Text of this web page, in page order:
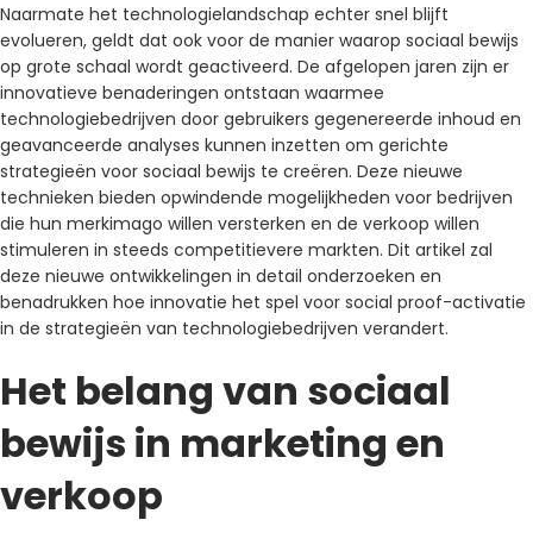
Naarmate het technologielandschap echter snel blijft
evolueren, geldt dat ook voor de manier waarop sociaal bewijs
op grote schaal wordt geactiveerd. De afgelopen jaren zijn er
innovatieve benaderingen ontstaan ​​waarmee
technologiebedrijven door gebruikers gegenereerde inhoud en
geavanceerde analyses kunnen inzetten om gerichte
strategieën voor sociaal bewijs te creëren. Deze nieuwe
technieken bieden opwindende mogelijkheden voor bedrijven
die hun merkimago willen versterken en de verkoop willen
stimuleren in steeds competitievere markten. Dit artikel zal
deze nieuwe ontwikkelingen in detail onderzoeken en
benadrukken hoe innovatie het spel voor social proof-activatie
in de strategieën van technologiebedrijven verandert.
Het belang van sociaal
bewijs in marketing en
verkoop